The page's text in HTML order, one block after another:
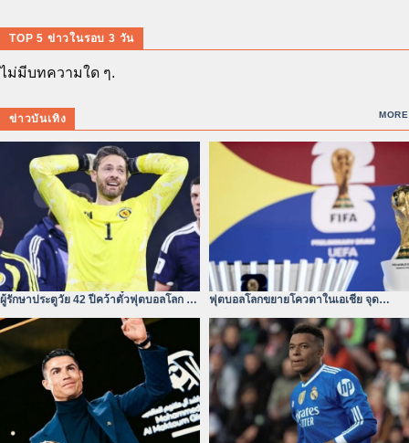
TOP 5 ข่าวในรอบ 3 วัน
ไม่มีบทความใด ๆ.
ข่าวบันเทิง MORE
ผู้รักษาประตูวัย 42 ปีคว้าตั๋วฟุตบอลโลก –
หัวใจไม่ยอมแพ้
ฟุตบอลโลกขยายโควตาในเอเชีย จุด
เปลี่ยนของสมรภูมิเอเชีย